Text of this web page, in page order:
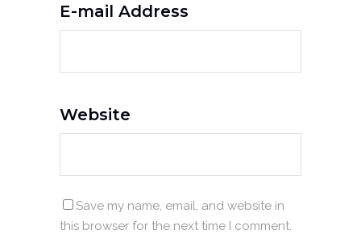
E-mail Address
Website
Save my name, email, and website in
this browser for the next time I comment.